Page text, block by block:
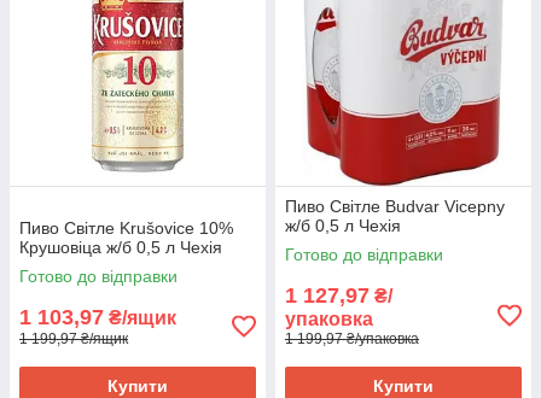
Пиво Світле Krušovice 10%
Крушовіца ж/б 0,5 л Чехія
Готово до відправки
1 103,97 ₴/ящик
1 199,97 ₴/ящик
Купити
Пиво Світле Budvar Vicepny
ж/б 0,5 л Чехія
Готово до відправки
1 127,97 ₴/
упаковка
1 199,97 ₴/упаковка
Купити